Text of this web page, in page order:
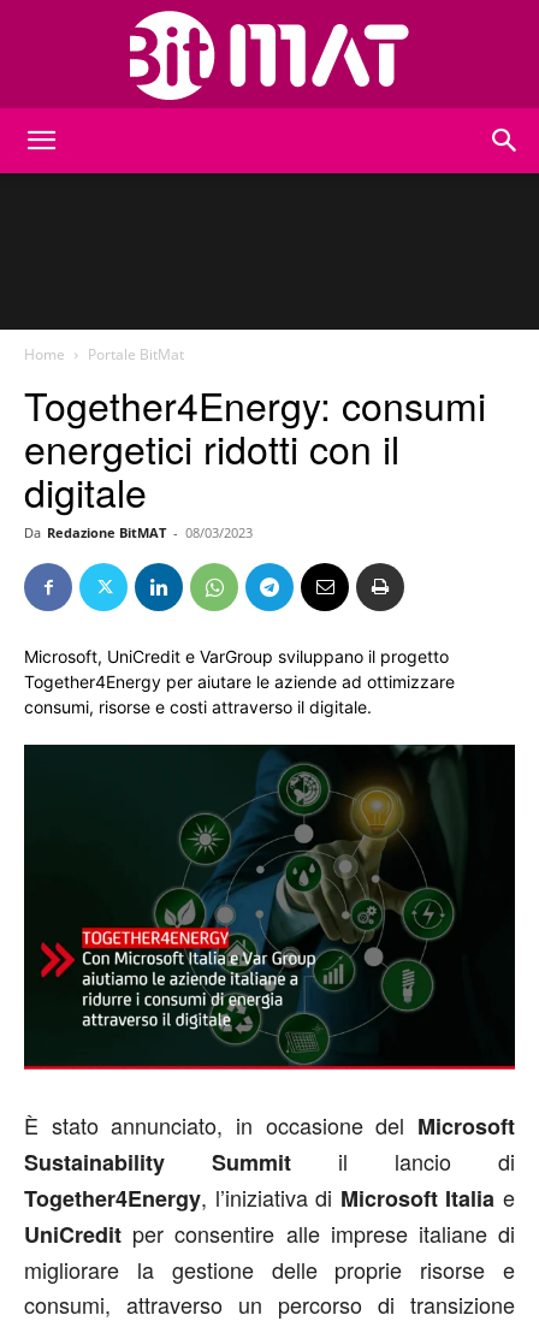
Home Portale BitMat
Together4Energy: consumi
energetici ridotti con il
digitale
Da Redazione BitMAT - 08/03/2023
Microsoft, UniCredit e VarGroup sviluppano il progetto
Together4Energy per aiutare le aziende ad ottimizzare
consumi, risorse e costi attraverso il digitale.
È stato annunciato, in occasione del Microsoft
Sustainability Summit il lancio di
Together4Energy, l’iniziativa di Microsoft Italia e
UniCredit per consentire alle imprese italiane di
migliorare la gestione delle proprie risorse e
consumi, attraverso un percorso di transizione